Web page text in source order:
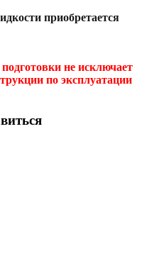
приобретается
не исключает
по эксплуатации